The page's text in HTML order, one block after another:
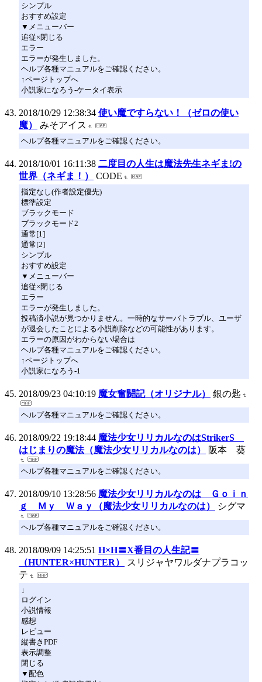
シンプル
おすすめ設定
▼メニューバー
追従×閉じる
エラー
エラーが発生しました。
ヘルプ各種マニュアルをご確認ください。
↑ページトップへ
小説家になろう-ケータイ表示
2018/10/29 12:38:34 使い魔ですらない！（ゼロの使い
魔）
みそアイス
ヘルプ各種マニュアルをご確認ください。
2018/10/01 16:11:38 二度目の人生は魔法先生ネギま!の
世界（ネギま！）
CODE
指定なし(作者設定優先)
標準設定
ブラックモード
ブラックモード2
通常[1]
通常[2]
シンプル
おすすめ設定
▼メニューバー
追従×閉じる
エラー
エラーが発生しました。
投稿済小説が見つかりません。一時的なサーバトラブル、ユーザ
が退会したことによる小説削除などの可能性があります。
エラーの原因がわからない場合は
ヘルプ各種マニュアルをご確認ください。
↑ページトップへ
小説家になろう-1
2018/09/23 04:10:19 魔女奮闘記（オリジナル） 銀の匙
ヘルプ各種マニュアルをご確認ください。
2018/09/22 19:18:44 魔法少女リリカルなのはStrikerS
はじまりの魔法（魔法少女リリカルなのは）
阪本 葵
ヘルプ各種マニュアルをご確認ください。
2018/09/10 13:28:56 魔法少女リリカルなのは Ｇｏｉｎ
ｇ Ｍｙ Ｗａｙ（魔法少女リリカルなのは）
シグマ
ヘルプ各種マニュアルをご確認ください。
2018/09/09 14:25:51 H×H〓X番目の人生記〓
（HUNTER×HUNTER）
スリジャヤワルダナプラコッ
テ
↓
ログイン
小説情報
感想
レビュー
縦書きPDF
表示調整
閉じる
▼配色